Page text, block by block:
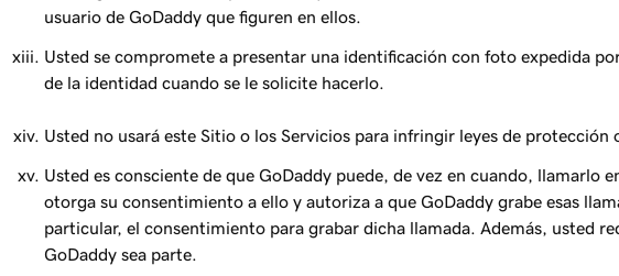
usuario de GoDaddy que figuren en ellos.
Usted se compromete a presentar una identificación con foto expedida
de la identidad cuando se le solicite hacerlo.
Usted no usará este Sitio o los Servicios para infringir leyes de
Usted es consciente de que GoDaddy puede, de vez en cuando, llamarlo
otorga su consentimiento a ello y autoriza a que GoDaddy grabe esas
particular, el consentimiento para grabar dicha llamada. Además, usted
GoDaddy sea parte.